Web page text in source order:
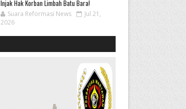
Injak Hak Korban Limbah Batu Bara!
Suara Reformasi News
Jul 21,
2026